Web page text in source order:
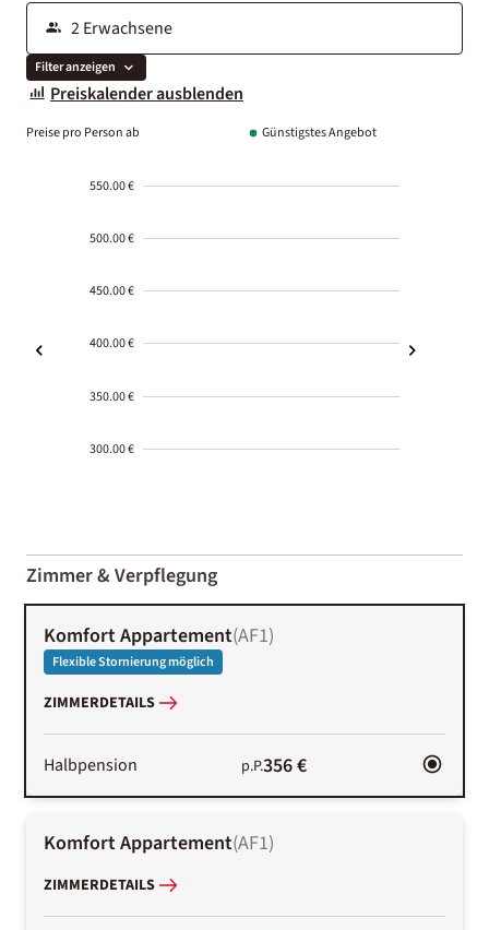
Filter anzeigen
Preiskalender ausblenden
Preise pro Person ab Günstigstes Angebot
550.00 €
500.00 €
450.00 €
400.00 €
350.00 €
300.00 €
01-02
Zimmer & Verpflegung
Komfort Appartement(AF1)
Flexible Stornierung möglich
ZIMMERDETAILS
Halbpension p.P.356 €
Komfort Appartement(AF1)
ZIMMERDETAILS